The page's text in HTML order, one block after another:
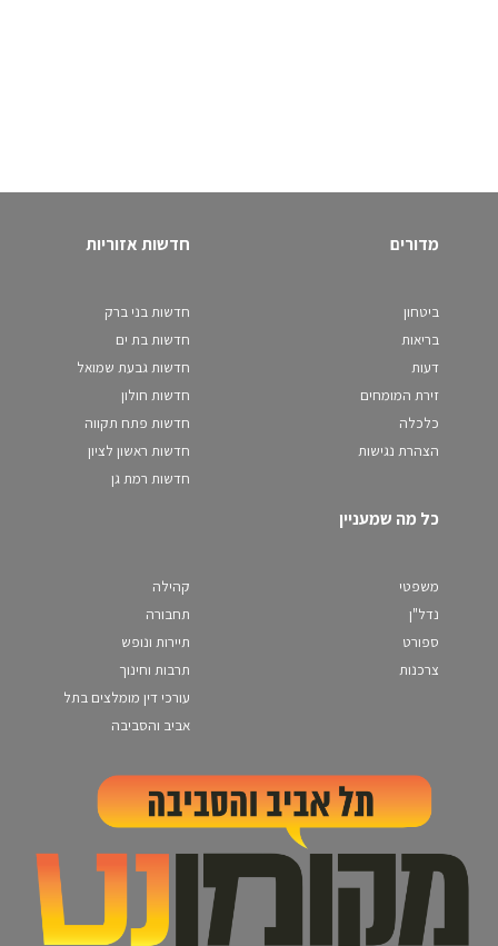
מדורים
ביטחון
בריאות
דעות
זירת המומחים
כלכלה
הצהרת נגישות
חדשות אזוריות
חדשות בני ברק
חדשות בת ים
חדשות גבעת שמואל
חדשות חולון
חדשות פתח תקווה
חדשות ראשון לציון
חדשות רמת גן
כל מה שמעניין
משפטי
נדל"ן
ספורט
צרכנות
קהילה
תחבורה
תיירות ונופש
תרבות וחינוך
עורכי דין מומלצים בתל
אביב והסביבה